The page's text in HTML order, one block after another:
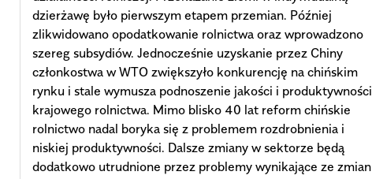
dzierżawę było pierwszym etapem przemian. Później
zlikwidowano opodatkowanie rolnictwa oraz wprowadzono
szereg subsydiów. Jednocześnie uzyskanie przez Chiny
członkostwa w WTO zwiększyło konkurencję na chińskim
rynku i stale wymusza podnoszenie jakości i produktywności
krajowego rolnictwa. Mimo blisko 40 lat reform chińskie
rolnictwo nadal boryka się z problemem rozdrobnienia i
niskiej produktywności. Dalsze zmiany w sektorze będą
dodatkowo utrudnione przez problemy wynikające ze zmian